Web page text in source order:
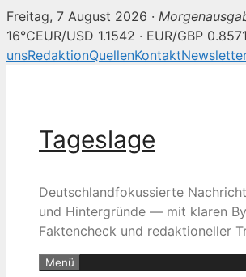
Freitag, 7 August 2026 ·
16°CEUR/USD 1.1542 · EUR/GBP 0.8571
unsRedaktionQuellenKontakt
Tageslage
Deutschlandfokussierte
und Hintergründe — mit klaren
Faktencheck und redaktioneller
Menü